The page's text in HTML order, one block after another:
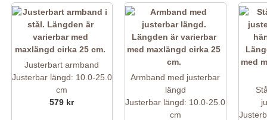
Justerbart armband
Justerbar längd: 10.0-25.0
cm
579 kr
Armband med justerbar
längd
Justerbar längd: 10.0-25.0
cm